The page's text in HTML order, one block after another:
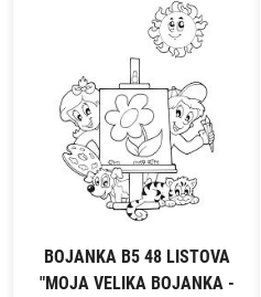
BOJANKA B5 48 LISTOVA
"MOJA VELIKA BOJANKA -